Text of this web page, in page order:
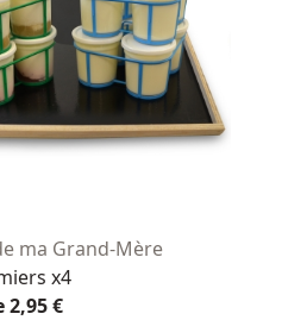
ma Grand-Mère
x4
2,95 €